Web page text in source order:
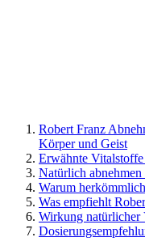
Robert Franz
Körper und Geist
Erwähnte
Natürlich
Warum
Was empfiehlt
Wirkung natürlicher